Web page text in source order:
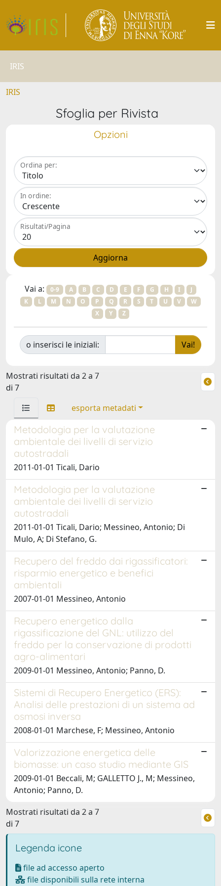
IRIS
IRIS
Sfoglia per Rivista
Opzioni
Ordina per:
In ordine:
Risultati/Pagina
Vai a: 0-9 A B C D E F G H I
J
K
L M N O P Q R S T U V
W
X
Y Z
o inserisci le iniziali:
Mostrati risultati da 2 a 7
di 7
esporta metadati
Metodologia per la valutazione
ambientale dei livelli di servizio
autostradali
2011-01-01 Ticali, Dario
Metodologia per la valutazione
ambientale dei livelli di servizio
autostradali
2011-01-01 Ticali, Dario; Messineo, Antonio; Di
Mulo, A; Di Stefano, G.
Recupero del freddo dai rigassificatori:
risparmio energetico e benefici
ambientali
2007-01-01 Messineo, Antonio
Recupero energetico dalla
rigassificazione del GNL: utilizzo del
freddo per la conservazione di prodotti
agro-alimentari
2009-01-01 Messineo, Antonio; Panno, D.
Sistemi di Recupero Energetico (ERS):
Analisi delle prestazioni di un sistema ad
osmosi inversa
2008-01-01 Marchese, F; Messineo, Antonio
Valorizzazione energetica delle
biomasse: un caso studio mediante GIS
2009-01-01 Beccali, M; GALLETTO J., M; Messineo,
Antonio; Panno, D.
Mostrati risultati da 2 a 7
di 7
Legenda icone
file ad accesso aperto
file disponibili sulla rete interna